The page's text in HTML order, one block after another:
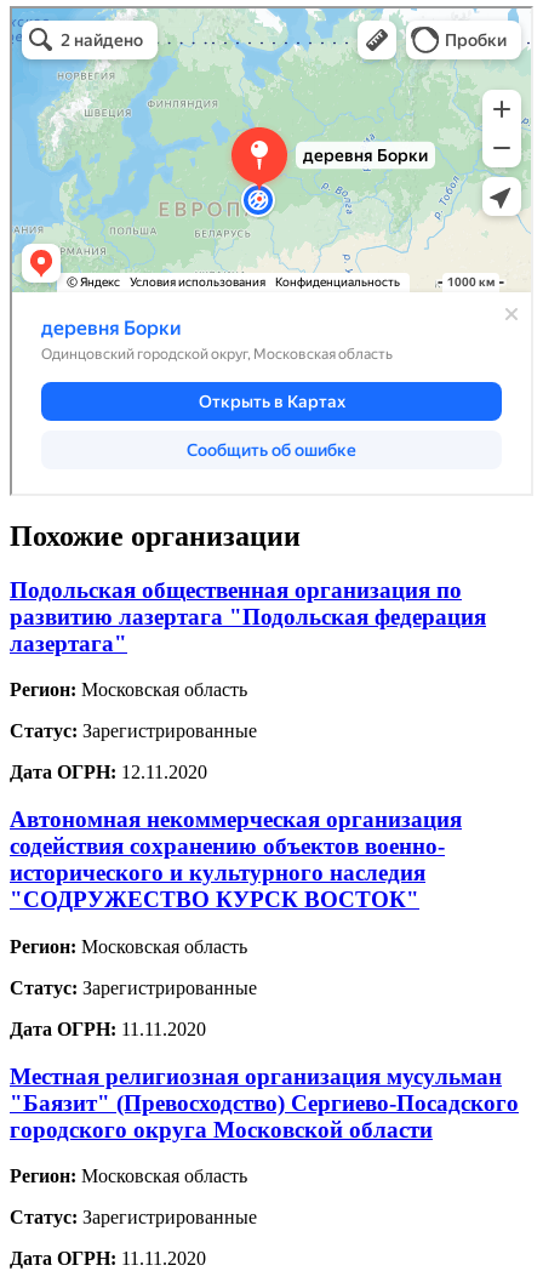
Похожие организации
Подольская общественная организация по
развитию лазертага "Подольская федерация
лазертага"
Регион: Московская область
Статус: Зарегистрированные
Дата ОГРН: 12.11.2020
Автономная некоммерческая организация
содействия сохранению объектов военно-
исторического и культурного наследия
"СОДРУЖЕСТВО КУРСК ВОСТОК"
Регион: Московская область
Статус: Зарегистрированные
Дата ОГРН: 11.11.2020
Местная религиозная организация мусульман
"Баязит" (Превосходство) Сергиево-Посадского
городского округа Московской области
Регион: Московская область
Статус: Зарегистрированные
Дата ОГРН: 11.11.2020